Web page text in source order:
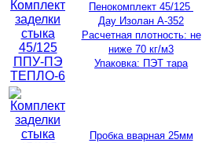
Пенокомплект 45/125
Дау Изолан А-352
Расчетная плотность: не
ниже 70 кг/м3
Упаковка: ПЭТ тара
Пробка вварная 25мм